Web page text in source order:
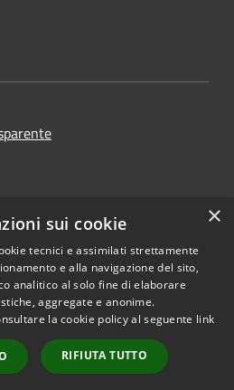
Copyright © 2026 • Città di
Municipium•
Accesso
redazione
×
sui cookie
tecnici e assimilati strettamente
e alla navigazione del sito,
analitico al solo fine di elaborare
aggregate e anonime.
la cookie policy al seguente link
RIFIUTA TUTTO